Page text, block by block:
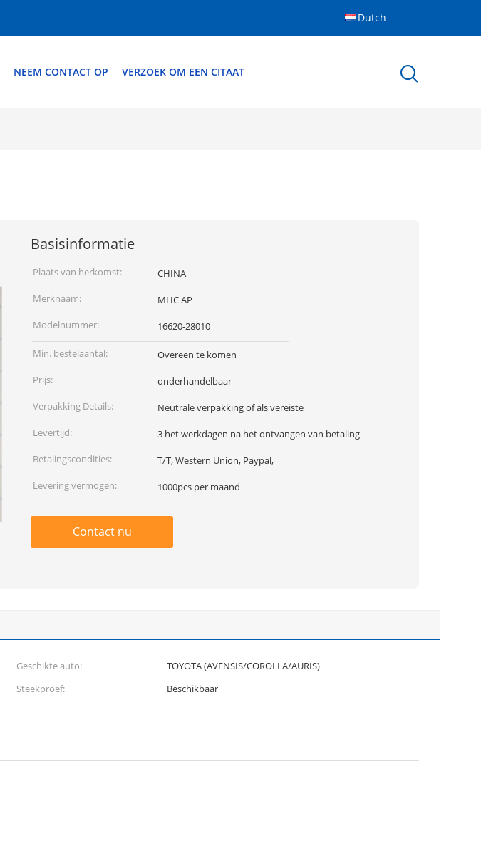
Dutch
NEEM CONTACT OP VERZOEK OM EEN CITAAT
Basisinformatie
Plaats van herkomst:
CHINA
Merknaam:
MHC AP
Modelnummer:
16620-28010
Min. bestelaantal:
Overeen te komen
Prijs:
onderhandelbaar
Verpakking Details:
Neutrale verpakking of als vereiste
Levertijd:
3 het werkdagen na het ontvangen van betaling
Betalingscondities:
T/T, Western Union, Paypal,
Levering vermogen:
1000pcs per maand
Contact nu
Geschikte auto:
TOYOTA (AVENSIS/COROLLA/AURIS)
Steekproef:
Beschikbaar